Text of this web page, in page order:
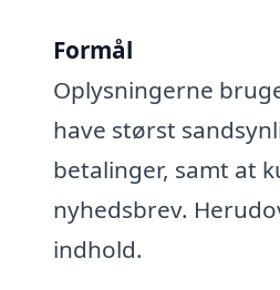
Formål
Oplysningerne
have størst
betalinger, samt at
nyhedsbrev.
indhold.